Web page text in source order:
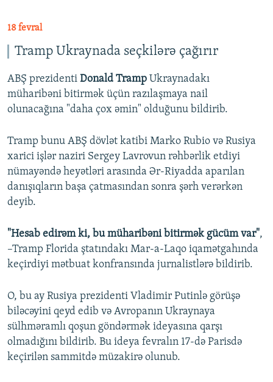
18 fevral
Tramp Ukraynada seçkilərə çağırır
ABŞ prezidenti Donald Tramp Ukraynadakı
müharibəni bitirmək üçün razılaşmaya nail
olunacağına "daha çox əmin" olduğunu bildirib.
Tramp bunu ABŞ dövlət katibi Marko Rubio və Rusiya
xarici işlər naziri Sergey Lavrovun rəhbərlik etdiyi
nümayəndə heyətləri arasında Ər-Riyadda aparılan
danışıqların başa çatmasından sonra şərh verərkən
deyib.
"Hesab edirəm ki, bu müharibəni bitirmək gücüm var",
–Tramp Florida ştatındakı Mar-a-Laqo iqamətgahında
keçirdiyi mətbuat konfransında jurnalistlərə bildirib.
O, bu ay Rusiya prezidenti Vladimir Putinlə görüşə
biləcəyini qeyd edib və Avropanın Ukraynaya
sülhməramlı qoşun göndərmək ideyasına qarşı
olmadığını bildirib. Bu ideya fevralın 17-də Parisdə
keçirilən sammitdə müzakirə olunub.